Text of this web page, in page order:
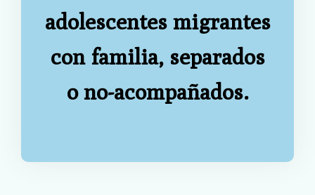
adolescentes migrantes
con familia, separados
o no-acompañados.